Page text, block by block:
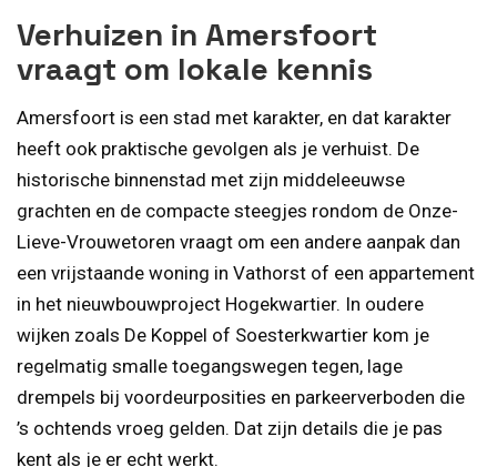
Verhuizen in Amersfoort
vraagt om lokale kennis
Amersfoort is een stad met karakter, en dat karakter
heeft ook praktische gevolgen als je verhuist. De
historische binnenstad met zijn middeleeuwse
grachten en de compacte steegjes rondom de Onze-
Lieve-Vrouwetoren vraagt om een andere aanpak dan
een vrijstaande woning in Vathorst of een appartement
in het nieuwbouwproject Hogekwartier. In oudere
wijken zoals De Koppel of Soesterkwartier kom je
regelmatig smalle toegangswegen tegen, lage
drempels bij voordeurposities en parkeerverboden die
’s ochtends vroeg gelden. Dat zijn details die je pas
kent als je er echt werkt.